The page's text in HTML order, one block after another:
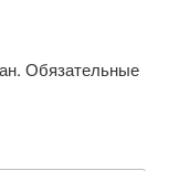
Обязательные